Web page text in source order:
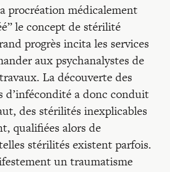
procréation médicalement
le concept de stérilité
progrès incita les services
aux psychanalystes de
La découverte des
d’infécondité a donc conduit
des stérilités inexplicables
qualifiées alors de
stérilités existent parfois.
un traumatisme